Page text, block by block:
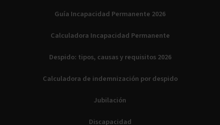
Guía Incapacidad Permanente 2026
Calculadora Incapacidad Permanente
Despido: tipos, causas y requisitos 2026
Calculadora de indemnización por despido
Jubilación
Discapacidad